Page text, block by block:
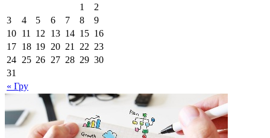
« Гру
1
2
3
4 5 6 7 8
9
10 11 12 13 14 15 16
17 18 19 20 21 22 23
24 25 26 27 28 29 30
31